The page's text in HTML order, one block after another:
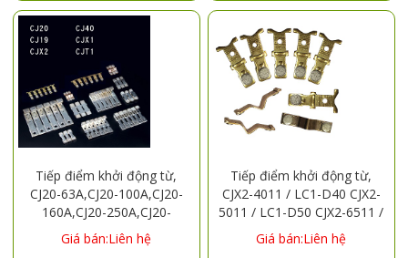
Tiếp điểm khởi động từ,
CJ20-63A,CJ20-100A,CJ20-
160A,CJ20-250A,CJ20-
400A,CJ20-630A
Giá bán:Liên hệ
Tiếp điểm khởi động từ,
CJX2-4011 / LC1-D40 CJX2-
5011 / LC1-D50 CJX2-6511 /
LC1-D65 CJX2-8011 / LC1-
D80 CJX2-9511 / LC1-D95
Giá bán:Liên hệ